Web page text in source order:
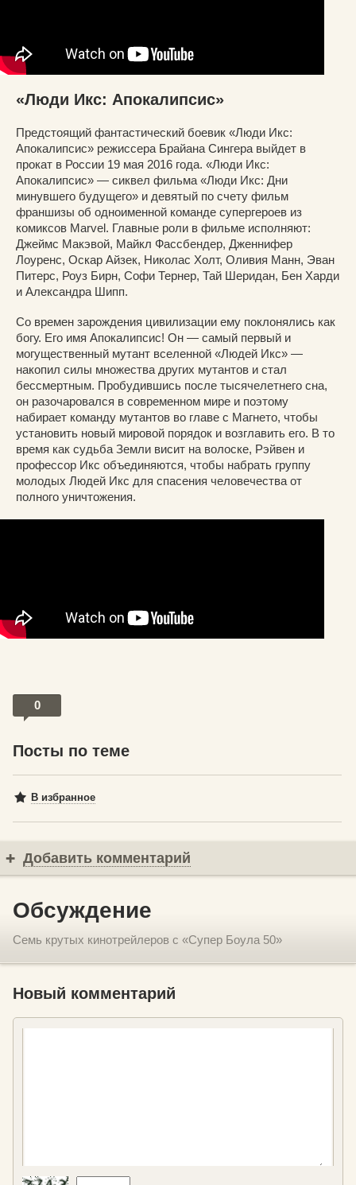
«Люди Икс: Апокалипсис»
Предстоящий фантастический боевик «Люди Икс:
Апокалипсис» режиссера Брайана Сингера выйдет в
прокат в России 19 мая 2016 года. «Люди Икс:
Апокалипсис» — сиквел фильма «Люди Икс: Дни
минувшего будущего» и девятый по счету фильм
франшизы об одноименной команде супергероев из
комиксов Marvel. Главные роли в фильме исполняют:
Джеймс Макэвой, Майкл Фассбендер, Дженнифер
Лоуренс, Оскар Айзек, Николас Холт, Оливия Манн, Эван
Питерс, Роуз Бирн, Софи Тернер, Тай Шеридан, Бен Харди
и Александра Шипп.
Со времен зарождения цивилизации ему поклонялись как
богу. Его имя Апокалипсис! Он — самый первый и
могущественный мутант вселенной «Людей Икс» —
накопил силы множества других мутантов и стал
бессмертным. Пробудившись после тысячелетнего сна,
он разочаровался в современном мире и поэтому
набирает команду мутантов во главе с Магнето, чтобы
установить новый мировой порядок и возглавить его. В то
время как судьба Земли висит на волоске, Рэйвен и
профессор Икс объединяются, чтобы набрать группу
молодых Людей Икс для спасения человечества от
полного уничтожения.
0
Посты по теме
В избранное
Добавить комментарий
Обсуждение
Семь крутых кинотрейлеров с «Супер Боула 50»
Новый комментарий